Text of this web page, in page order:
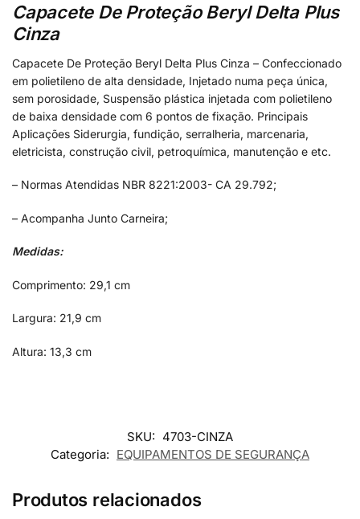
Capacete De Proteção Beryl Delta Plus
Cinza
Capacete De Proteção Beryl Delta Plus Cinza – Confeccionado
em polietileno de alta densidade, Injetado numa peça única,
sem porosidade, Suspensão plástica injetada com polietileno
de baixa densidade com 6 pontos de fixação. Principais
Aplicações Siderurgia, fundição, serralheria, marcenaria,
eletricista, construção civil, petroquímica, manutenção e etc.
– Normas Atendidas NBR 8221:2003- CA 29.792;
– Acompanha Junto Carneira;
Medidas:
Comprimento: 29,1 cm
Largura: 21,9 cm
Altura: 13,3 cm
SKU: 4703-CINZA
Categoria: EQUIPAMENTOS DE SEGURANÇA
Produtos relacionados